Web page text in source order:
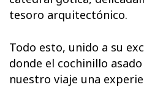
tesoro arquitectónico.
Todo esto, unido a su
donde el cochinillo
nuestro viaje una